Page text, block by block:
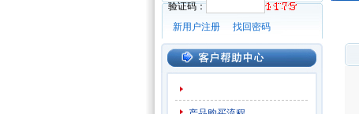
验证码：
新用户注册
找回密码